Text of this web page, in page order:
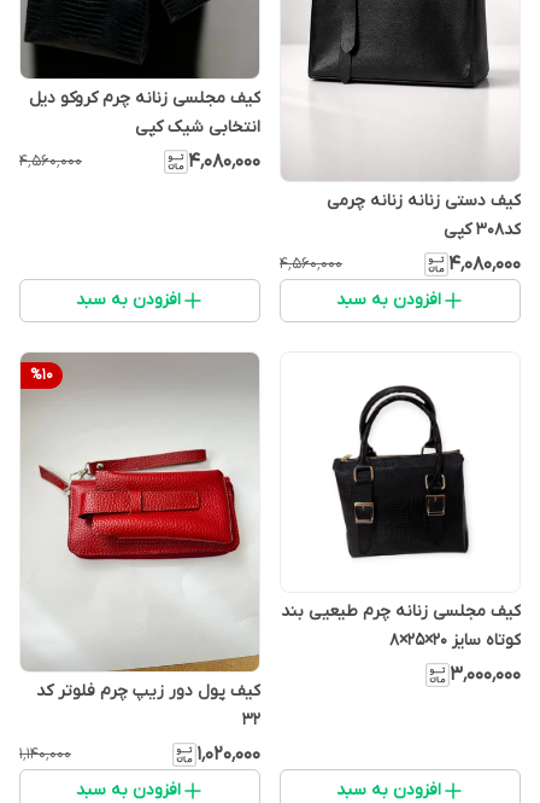
کیف دستی زنانه زنانه چرمی
کد۳۰۸ کپی
۴٬۰۸۰٬۰۰۰ ۴٬۵۶۰٬۰۰۰
افزودن به سبد
کیف مجلسی زنانه چرم کروکو دیل
انتخابی شیک کپی
۴٬۰۸۰٬۰۰۰ ۴٬۵۶۰٬۰۰۰
افزودن به سبد
کیف مجلسی زنانه چرم طیعیی بند
کوتاه سایز ۲۰×۲۵×۸
۳٬۰۰۰٬۰۰۰
افزودن به سبد
%10
کیف پول دور زیپ چرم فلوتر کد
۳۲
۱٬۰۲۰٬۰۰۰ ۱٬۱۴۰٬۰۰۰
افزودن به سبد